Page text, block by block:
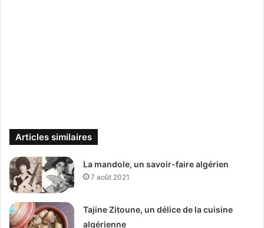
Articles similaires
La mandole, un savoir-faire algérien
7 août 2021
Tajine Zitoune, un délice de la cuisine
algérienne